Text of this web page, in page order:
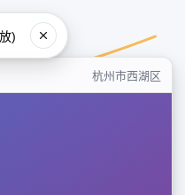
杭州市西湖区